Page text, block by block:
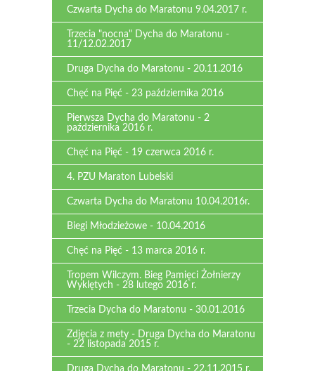
Czwarta Dycha do Maratonu 9.04.2017 r.
Trzecia "nocna" Dycha do Maratonu -
11/12.02.2017
Druga Dycha do Maratonu - 20.11.2016
Chęć na Pięć - 23 października 2016
Pierwsza Dycha do Maratonu - 2
października 2016 r.
Chęć na Pięć - 19 czerwca 2016 r.
4. PZU Maraton Lubelski
Czwarta Dycha do Maratonu 10.04.2016r.
Biegi Młodzieżowe - 10.04.2016
Chęć na Pięć - 13 marca 2016 r.
Tropem Wilczym. Bieg Pamięci Żołnierzy
Wyklętych - 28 lutego 2016 r.
Trzecia Dycha do Maratonu - 30.01.2016
Zdjęcia z mety - Druga Dycha do Maratonu
- 22 listopada 2015 r.
Druga Dycha do Maratonu - 22.11.2015 r.